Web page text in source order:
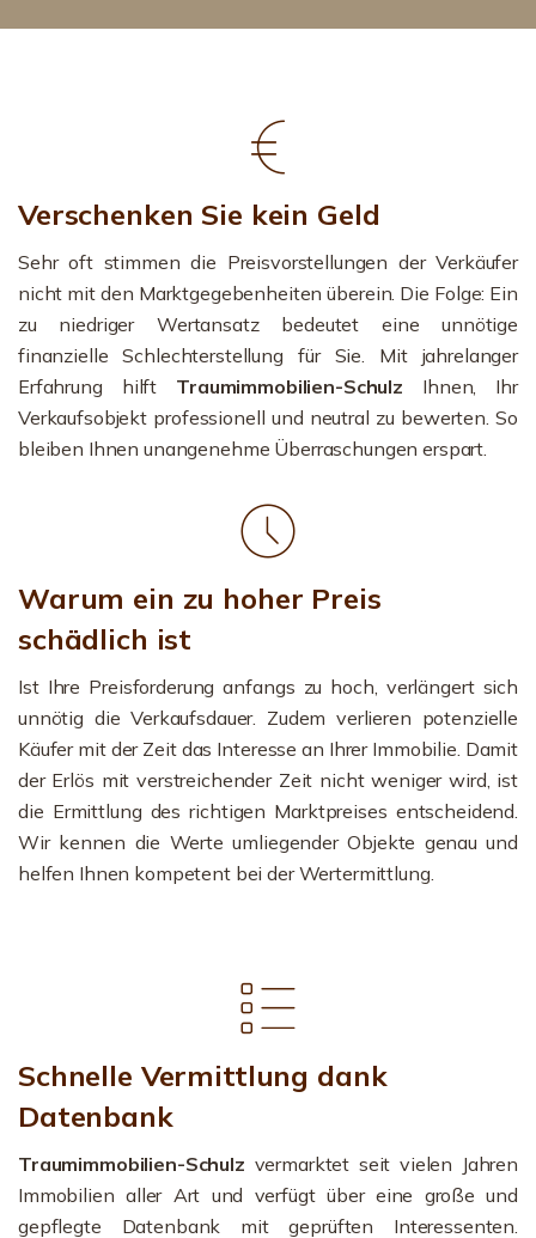
Verschenken Sie kein Geld
Sehr oft stimmen die Preisvorstellungen der Verkäufer
nicht mit den Marktgegebenheiten überein. Die Folge: Ein
zu niedriger Wertansatz bedeutet eine unnötige
finanzielle Schlechterstellung für Sie. Mit jahrelanger
Erfahrung hilft Traumimmobilien-Schulz Ihnen, Ihr
Verkaufsobjekt professionell und neutral zu bewerten. So
bleiben Ihnen unangenehme Überraschungen erspart.
Warum ein zu hoher Preis
schädlich ist
Ist Ihre Preisforderung anfangs zu hoch, verlängert sich
unnötig die Verkaufsdauer. Zudem verlieren potenzielle
Käufer mit der Zeit das Interesse an Ihrer Immobilie. Damit
der Erlös mit verstreichender Zeit nicht weniger wird, ist
die Ermittlung des richtigen Marktpreises entscheidend.
Wir kennen die Werte umliegender Objekte genau und
helfen Ihnen kompetent bei der Wertermittlung.
Schnelle Vermittlung dank
Datenbank
Traumimmobilien-Schulz vermarktet seit vielen Jahren
Immobilien aller Art und verfügt über eine große und
gepflegte Datenbank mit geprüften Interessenten.